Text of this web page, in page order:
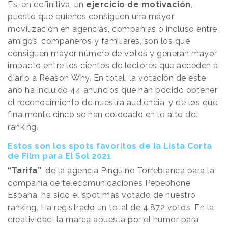
Es, en definitiva, un ejercicio de motivación
puesto que quienes consiguen una mayor
movilización en agencias, compañías o incluso entre
amigos, compañeros y familiares, son los que
consiguen mayor número de votos y generan mayor
impacto entre los cientos de lectores que acceden a
diario a Reason Why. En total, la votación de este
año ha incluido 44 anuncios que han podido obtener
el reconocimiento de nuestra audiencia, y de los que
finalmente cinco se han colocado en lo alto del
ranking.
Estos son los spots favoritos de la Lista Corta
de Film para El Sol 2021
“Tarifa” , de la agencia Pingüino Torreblanca para la
compañía de telecomunicaciones Pepephone
España, ha sido el spot más votado de nuestro
ranking. Ha registrado un total de 4.872 votos. En la
creatividad, la marca apuesta por el humor para